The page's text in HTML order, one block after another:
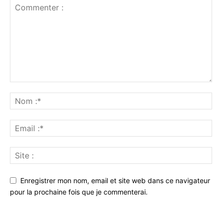
Enregistrer mon nom, email et site web dans ce navigateur
pour la prochaine fois que je commenterai.